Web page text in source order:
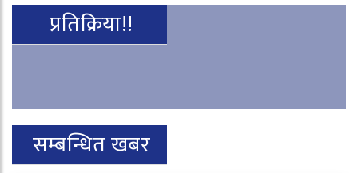
प्रतिक्रिया!!
सम्बन्धित खबर